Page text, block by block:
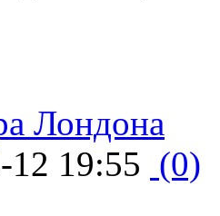
Лондона
12 19:55 (0)